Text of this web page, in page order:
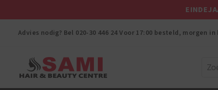
Advies nodig? Bel 020-30 446 24 Voor 17:00 besteld, morgen in